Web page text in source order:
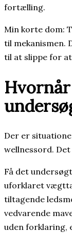
fortælling.
Min korte dom:
til mekanismen.
til at slippe for
Der er
wellnessord.
Få det
uforklaret
tiltagende
vedvarende
uden forklaring,